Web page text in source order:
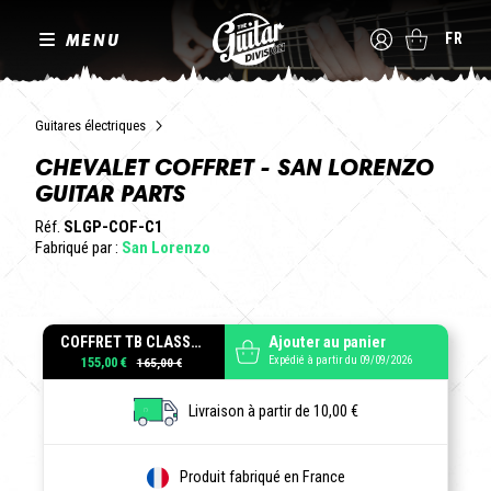
MENU FR
Guitares électriques
CHEVALET COFFRET - SAN LORENZO
GUITAR PARTS
Réf.SLGP-COF-C1
Fabriqué par : San Lorenzo
COFFRET TB CLASSIC ALU POLIS
155,00 €
Ajouter au panier
Expédié à partir du 09/09/2026
Livraison à partir de 10,00 €
Produit fabriqué en France